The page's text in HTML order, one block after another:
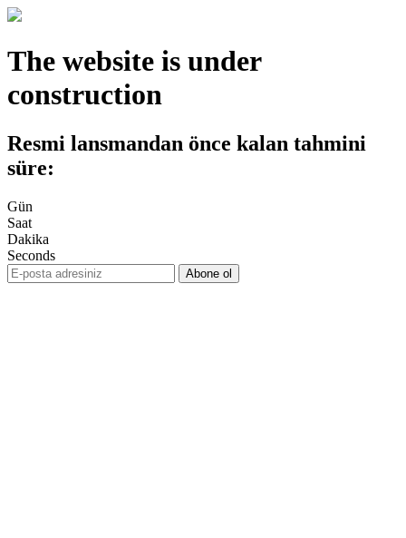
The website is under
construction
Resmi lansmandan önce kalan tahmini
süre:
Gün
Saat
Dakika
Seconds